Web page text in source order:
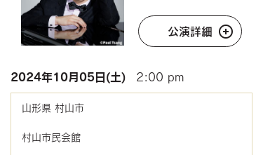
公演詳細
2024年10月05日(土) 2:00 pm
山形県 村山市
村山市民会館